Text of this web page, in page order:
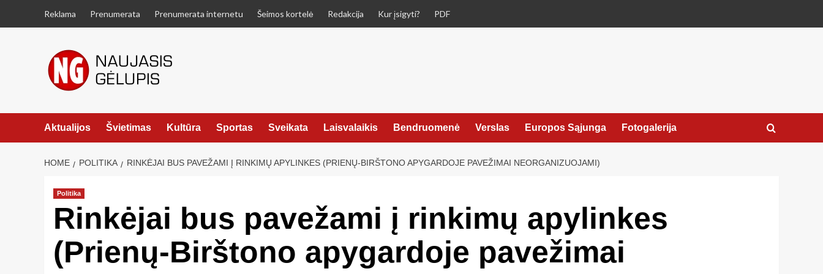
Reklama Prenumerata Prenumerata internetu Šeimos kortelė Redakcija Kur įsigyti? PDF
Aktualijos Švietimas Kultūra Sportas Sveikata Laisvalaikis Bendruomenė Verslas Europos Sąjunga Fotogalerija
HOME POLITIKA RINKĖJAI BUS PAVEŽAMI Į RINKIMŲ APYLINKES (PRIENŲ-BIRŠTONO APYGARDOJE PAVEŽIMAI NEORGANIZUOJAMI)
Politika
Rinkėjai bus pavežami į rinkimų apylinkes
(Prienų-Birštono apygardoje pavežimai